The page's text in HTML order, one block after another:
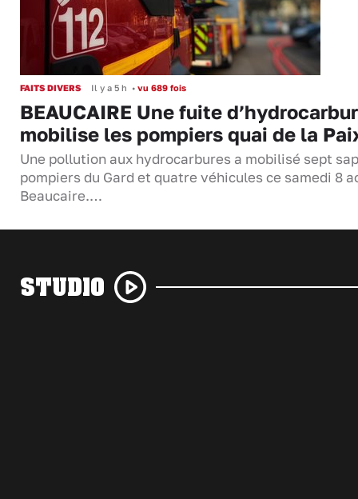
FAITS DIVERS Il y a 5 h • vu 689 fois
BEAUCAIRE Une fuite
mobilise les pompiers quai de la
Une pollution aux hydrocarbures a mobilisé sept
pompiers du Gard et quatre véhicules ce samedi 8
Beaucaire.…
STUDIO